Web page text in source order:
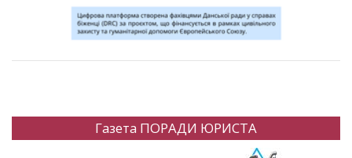
Газета ПОРАДИ ЮРИСТА